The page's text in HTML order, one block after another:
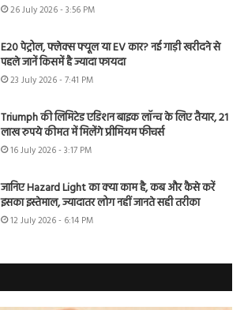
26 July 2026 - 3:56 PM
E20 पेट्रोल, फ्लेक्स फ्यूल या EV कार? नई गाड़ी खरीदने से
पहले जानें किसमें है ज्यादा फायदा
23 July 2026 - 7:41 PM
Triumph की लिमिटेड एडिशन बाइक लॉन्च के लिए तैयार, 21
लाख रुपये कीमत में मिलेंगे प्रीमियम फीचर्स
16 July 2026 - 3:17 PM
जानिए Hazard Light का क्या काम है, कब और कैसे करें
इसका इस्तेमाल, ज्यादातर लोग नहीं जानते सही तरीका
12 July 2026 - 6:14 PM